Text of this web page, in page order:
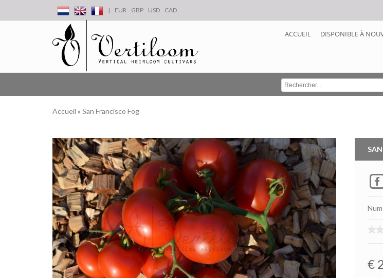
| EUR GBP USD CAD
ACCUEIL DISPONIBLE À
Accueil » San Francisco Fog
€